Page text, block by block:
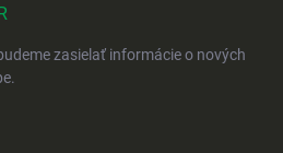
zasielať informácie o nových